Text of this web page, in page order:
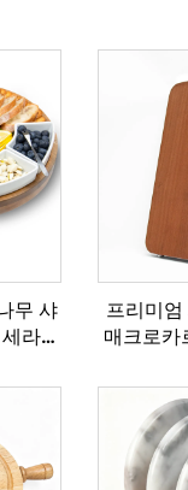
무 샤
라믹
프리미
매크로카